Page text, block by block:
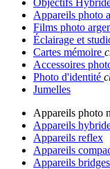
Objectifs
Appareils photo
Films photo
Éclairage et
Cartes mémoire
Accessoires
Photo d'identité
Jumelles
Appareils photo
Appareils
Appareils reflex
Appareils
Appareils bridges